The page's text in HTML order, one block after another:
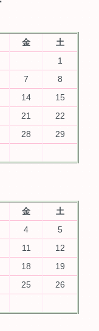
金
土
1
7
8
14
15
21
22
28
29
金
土
4
5
11
12
18
19
25
26